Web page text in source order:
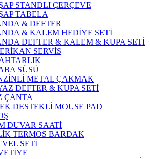
STANDLI ÇERÇEVE
TABELA
& DEFTER
& KALEM HEDİYE SETİ
DEFTER & KALEM & KUPA SETİ
SERVİS
SÜSÜ
METAL ÇAKMAK
DEFTER & KUPA SETİ
ÇANTA
DESTEKLİ MOUSE PAD
DUVAR SAATİ
TERMOS BARDAK
SETİ